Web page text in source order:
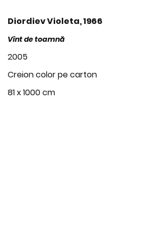
Diordiev Violeta, 1966
Vînt de toamnă
2005
Creion color pe carton
81 x 1000 cm